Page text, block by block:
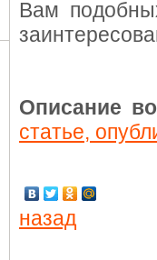
Вам
Описание
статье,
назад